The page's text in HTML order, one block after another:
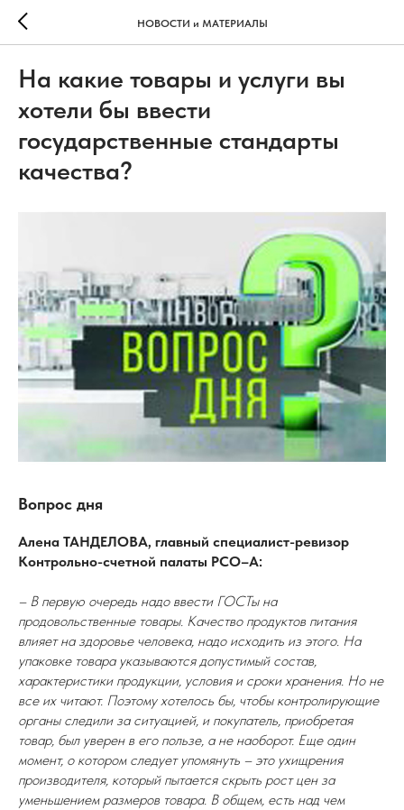
НОВОСТИ и МАТЕРИАЛЫ
На какие товары и услуги вы
хотели бы ввести
государственные стандарты
качества?
Вопрос дня
Алена ТАНДЕЛОВА, главный специалист-ревизор
Контрольно-счетной палаты РСО–А:
– В первую очередь надо ввести ГОСТы на
продовольственные товары. Качество продуктов питания
влияет на здоровье человека, надо исходить из этого. На
упаковке товара указываются допустимый состав,
характеристики продукции, условия и сроки хранения. Но не
все их читают. Поэтому хотелось бы, чтобы контролирующие
органы следили за ситуацией, и покупатель, приобретая
товар, был уверен в его пользе, а не наоборот. Еще один
момент, о котором следует упомянуть – это ухищрения
производителя, который пытается скрыть рост цен за
уменьшением размеров товара. В общем, есть над чем